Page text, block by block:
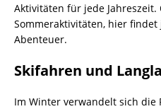
Aktivitäten für jede
Sommeraktivitäten, hier findet
Abenteuer.
Skifahren und
Im Winter verwandelt sich die